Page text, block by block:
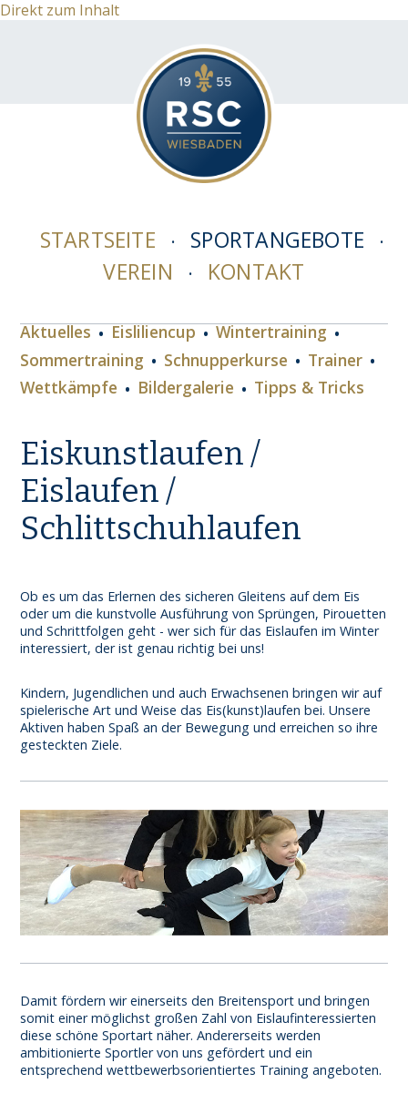
Direkt zum Inhalt
STARTSEITE
SPORTANGEBOTE
VEREIN
KONTAKT
Aktuelles Eisliliencup
Wintertraining
Sommertraining
Schnupperkurse
Trainer
Wettkämpfe
Bildergalerie Tipps & Tricks
Eiskunstlaufen /
Eislaufen /
Schlittschuhlaufen
Ob es um das Erlernen des sicheren Gleitens auf dem Eis
oder um die kunstvolle Ausführung von Sprüngen, Pirouetten
und Schrittfolgen geht - wer sich für das Eislaufen im Winter
interessiert, der ist genau richtig bei uns!
Kindern, Jugendlichen und auch Erwachsenen bringen wir auf
spielerische Art und Weise das Eis(kunst)laufen bei. Unsere
Aktiven haben Spaß an der Bewegung und erreichen so ihre
gesteckten Ziele.
Damit fördern wir einerseits den Breitensport und bringen
somit einer möglichst großen Zahl von Eislaufinteressierten
diese schöne Sportart näher. Andererseits werden
ambitionierte Sportler von uns gefördert und ein
entsprechend wettbewerbsorientiertes Training angeboten.